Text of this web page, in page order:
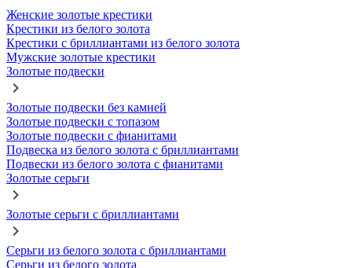
Женские золотые крестики
Крестики из белого золота
Крестики с бриллиантами из белого золота
Мужские золотые крестики
Золотые подвески
Золотые подвески без камней
Золотые подвески с топазом
Золотые подвески с фианитами
Подвеска из белого золота с бриллиантами
Подвески из белого золота с фианитами
Золотые серьги
Золотые серьги с бриллиантами
Серьги из белого золота с бриллиантами
Серьги из белого золота